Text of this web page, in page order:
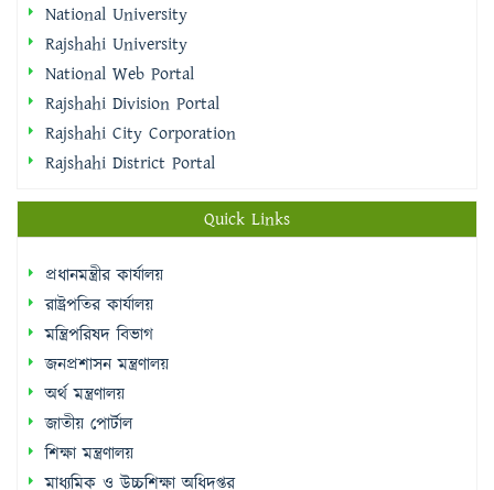
National University
Rajshahi University
National Web Portal
Rajshahi Division Portal
Rajshahi City Corporation
Rajshahi District Portal
Quick Links
প্রধানমন্ত্রীর কার্যালয়
রাষ্ট্রপতির কার্যালয়
মন্ত্রিপরিষদ বিভাগ
জনপ্রশাসন মন্ত্রণালয়
অর্থ মন্ত্রণালয়
জাতীয় পোর্টাল
শিক্ষা মন্ত্রণালয়
মাধ্যমিক ও উচ্চশিক্ষা অধিদপ্তর